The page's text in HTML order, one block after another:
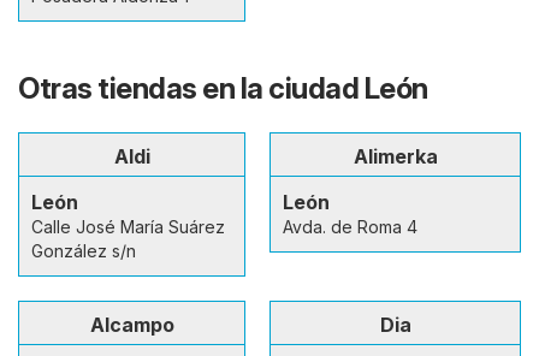
Otras tiendas en la ciudad León
Aldi
León
Calle José María Suárez
González s/n
Alimerka
León
Avda. de Roma 4
Alcampo
Dia